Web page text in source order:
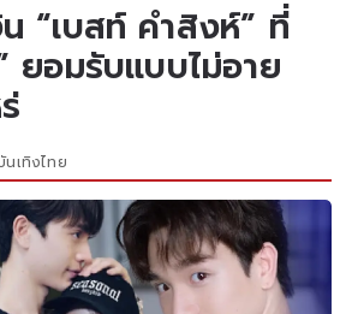
“เบสท์ คำสิงห์” ที่
ยอมรับแบบไม่อาย
นเทิงไทย